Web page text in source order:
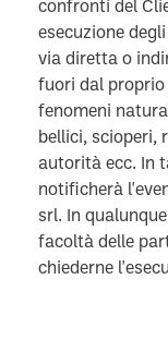
confronti del
esecuzione
via diretta o
fuori dal proprio
fenomeni
bellici, scioperi,
autorità ecc. In
notificherà
srl. In
facoltà delle
chiederne